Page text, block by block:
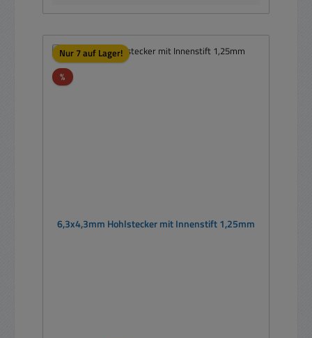
Nur 7 auf Lager!
%Rabatt
6,3x4,3mm Hohlstecker mit Innenstift 1,25mm